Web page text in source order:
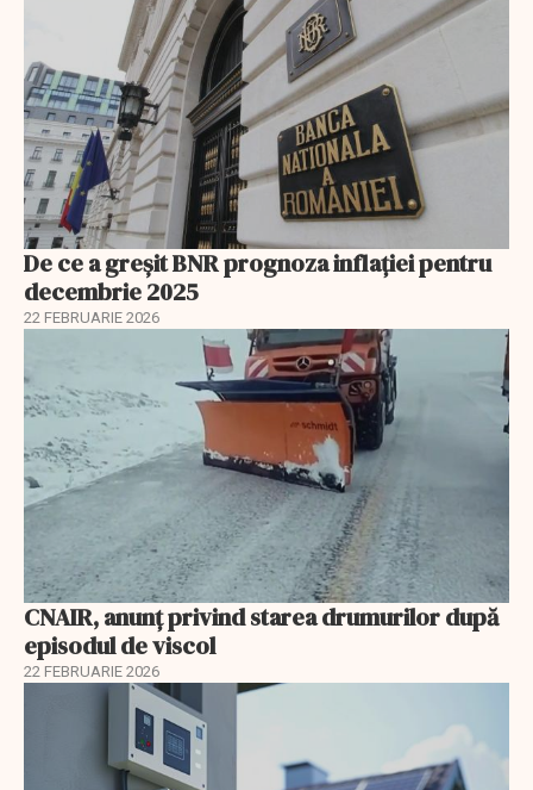
De ce a greșit BNR prognoza inflației pentru
decembrie 2025
22 FEBRUARIE 2026
CNAIR, anunț privind starea drumurilor după
episodul de viscol
22 FEBRUARIE 2026